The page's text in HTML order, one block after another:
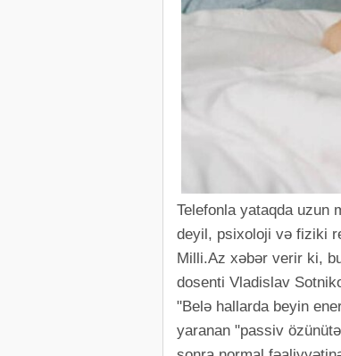
Telefonla yataqda uzun
deyil, psixoloji və fiziki
Milli.Az xəbər verir ki,
dosenti Vladislav
"Belə hallarda beyin
yaranan "passiv